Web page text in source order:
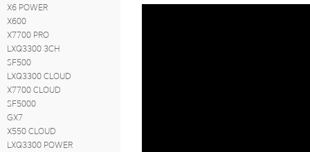
X6 POWER
X600
X7700 PRO
LXQ3300 3CH
SF500
LXQ3300 CLOUD
X7700 CLOUD
SF5000
GX7
X550 CLOUD
LXQ3300 POWER